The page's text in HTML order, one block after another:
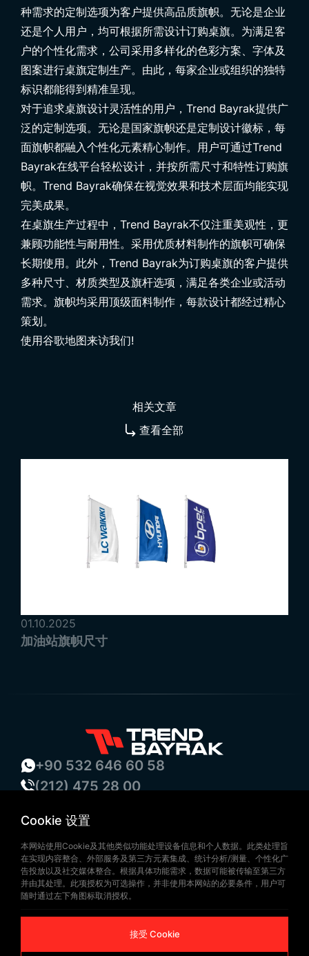
种需求的定制选项为客户提供高品质旗帜。无论是企业
还是个人用户，均可根据所需设计订购桌旗。为满足客
户的个性化需求，公司采用多样化的色彩方案、字体及
图案进行桌旗定制生产。由此，每家企业或组织的独特
标识都能得到精准呈现。
对于追求桌旗设计灵活性的用户，Trend Bayrak提供广
泛的定制选项。无论是国家旗帜还是定制设计徽标，每
面旗帜都融入个性化元素精心制作。用户可通过Trend
Bayrak在线平台轻松设计，并按所需尺寸和特性订购旗
帜。Trend Bayrak确保在视觉效果和技术层面均能实现
完美成果。
在桌旗生产过程中，Trend Bayrak不仅注重美观性，更
兼顾功能性与耐用性。采用优质材料制作的旗帜可确保
长期使用。此外，Trend Bayrak为订购桌旗的客户提供
多种尺寸、材质类型及旗杆选项，满足各类企业或活动
需求。旗帜均采用顶级面料制作，每款设计都经过精心
策划。
使用谷歌地图来访我们!
相关文章
查看全部
01.10.2025
加油站旗帜尺寸
+90 532 646 60 58
(212) 475 28 00
bilgi@trendbayrak.com
Uğur Mumcu Mah. Eski Edirne Asfaltı
Cad. No : 554-556 İç Kapı NO: 1
SULTANGAZİ /İSTANBUL
Cookie 设置
本网站使用Cookie及其他类似功能处理设备信息和个人数据。此类处理旨
在实现内容整合、外部服务及第三方元素集成、统计分析/测量、个性化广
告投放以及社交媒体整合。根据具体功能需求，数据可能被传输至第三方
并由其处理。此项授权为可选操作，并非使用本网站的必要条件，用户可
随时通过左下角图标取消授权。
接受 Cookie